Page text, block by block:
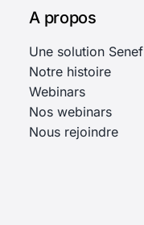
A propos
Une solution Senef
Notre histoire
Webinars
Nos webinars
Nous rejoindre